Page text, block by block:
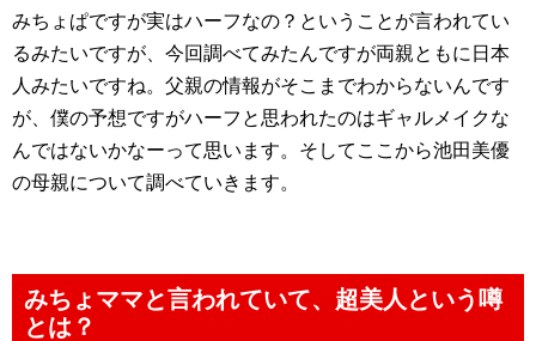
みちょぱですが実はハーフなの？ということが言われてい
るみたいですが、今回調べてみたんですが両親ともに日本
人みたいですね。父親の情報がそこまでわからないんです
が、僕の予想ですがハーフと思われたのはギャルメイクな
んではないかなーって思います。そしてここから池田美優
の母親について調べていきます。
みちょママと言われていて、超美人という噂
とは？